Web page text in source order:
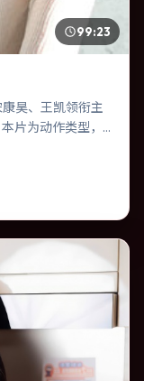
99:23
昊、王凯领衔主
片为动作类型，
在边境小镇意外
动机清晰，适合